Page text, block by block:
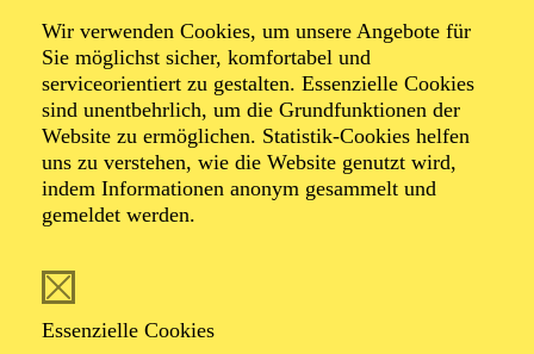
Wir verwenden Cookies, um unsere Angebote für
Sie möglichst sicher, komfortabel und
serviceorientiert zu gestalten. Essenzielle Cookies
sind unentbehrlich, um die Grundfunktionen der
Website zu ermöglichen. Statistik-Cookies helfen
uns zu verstehen, wie die Website genutzt wird,
indem Informationen anonym gesammelt und
gemeldet werden.
Essenzielle Cookies
Ferienworkshop
Superhelden-
Sounds
Ferienworkshop